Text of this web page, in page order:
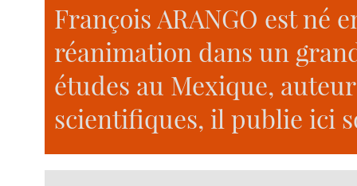
François ARANGO est né
réanimation dans un
études au Mexique,
scientifiques, il publie ici